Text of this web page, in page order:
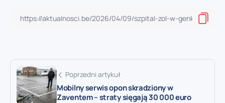
Poprzedni artykuł
Mobilny serwis opon skradziony w
Zaventem – straty sięgają 30 000 euro